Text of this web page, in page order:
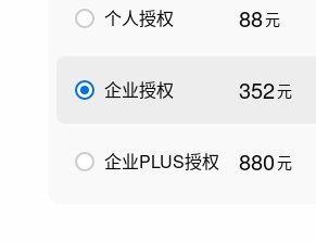
个人授权 88元
企业授权 352元
企业PLUS授权 880元